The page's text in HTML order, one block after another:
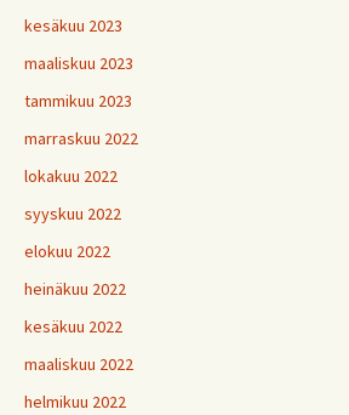
kesäkuu 2023
maaliskuu 2023
tammikuu 2023
marraskuu 2022
lokakuu 2022
syyskuu 2022
elokuu 2022
heinäkuu 2022
kesäkuu 2022
maaliskuu 2022
helmikuu 2022